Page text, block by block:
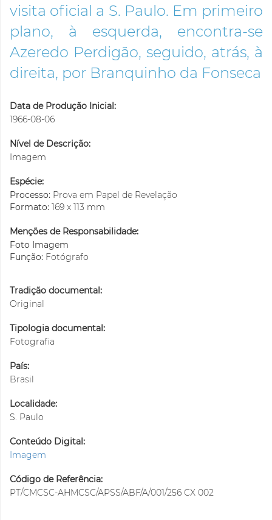
visita oficial a S. Paulo. Em primeiro
plano, à esquerda, encontra-se
Azeredo Perdigão, seguido, atrás, à
direita, por Branquinho da Fonseca
Data de Produção Inicial:
1966-08-06
Nível de Descrição:
Imagem
Espécie:
Processo: Prova em Papel de Revelação
Formato: 169 x 113 mm
Menções de Responsabilidade:
Foto Imagem
Função: Fotógrafo
Tradição documental:
Original
Tipologia documental:
Fotografia
País:
Brasil
Localidade:
S. Paulo
Conteúdo Digital:
Imagem
Código de Referência:
PT/CMCSC-AHMCSC/APSS/ABF/A/001/256 CX 002